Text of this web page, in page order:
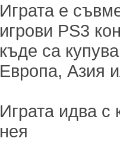
Играта е
игрови PS3
къде са
Европа, Азия
Играта идва с
нея